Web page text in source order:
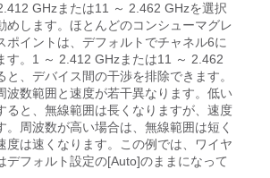
GHzまたは11 ～ 2.462 GHzを選択
めします。ほとんどのコンシューマグレ
ポイントは、デフォルトでチャネル6に
す。1 ～ 2.412 GHzまたは11 ～ 2.462
と、デバイス間の干渉を排除できます。
波数範囲と速度が若干異なります。低い
ると、無線範囲は長くなりますが、速度
。周波数が高い場合は、無線範囲は短く
度は速くなります。この例では、ワイヤ
デフォルト設定の[Auto]のままになって